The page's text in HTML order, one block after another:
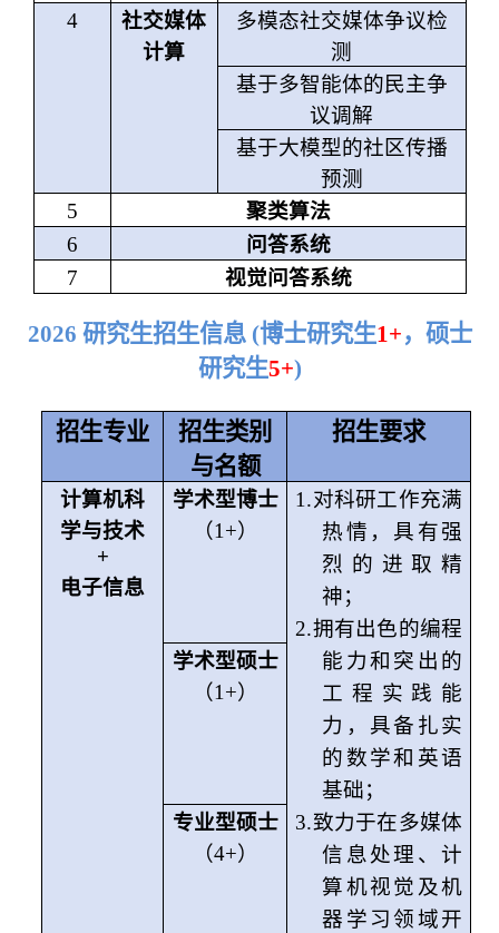
4
社交媒体
计算
多模态社交媒体争议检
测
基于多智能体的民主争
议调解
基于大模型的社区传播
预测
5
聚类算法
6
问答系统
7
视觉问答系统
2026 研究生招生信息 (博士研究生1+，硕士
研究生5+)
招生专业
招生类别
与名额
招生要求
计算机科
学与技术
+
电子信息
学术型博士
（1+）
1.对科研工作充满
热情，具有强
烈的进取精
神；
2.拥有出色的编程
能力和突出的
工程实践能
力，具备扎实
的数学和英语
基础；
3.致力于在多媒体
信息处理、计
算机视觉及机
器学习领域开
学术型硕士
（1+）
专业型硕士
（4+）